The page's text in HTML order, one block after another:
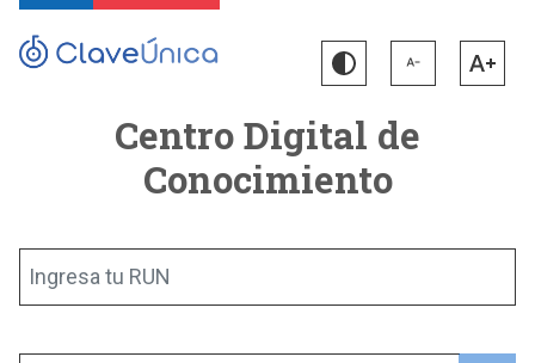
Centro Digital de
Conocimiento
Ingresa tu RUN